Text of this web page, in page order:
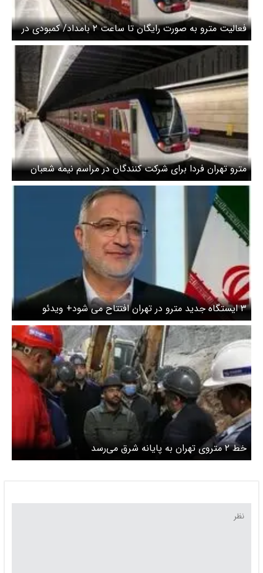
فعالیت مترو به صورت رایگان تا ساعت ۲ بامداد/ کمبودی در
عرضه کالاهای اساسی وجود ندارد
مترو تهران فردا برای شرکت کنندگان در مراسم نیمه شعبان
رایگان است
۳ ایستگاه جدید مترو در تهران افتتاح می شود+ ویدئو
خط ۲ متروی تهران به پایانه شرق می‌رسد